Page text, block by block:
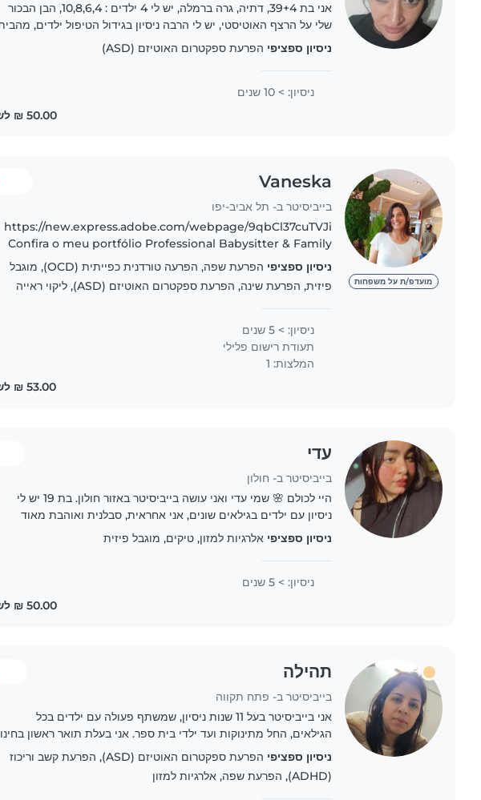
אני בת 39+4, דתיה, גרה ברמלה, יש לי 4 ילדים : 10,8,6,4, הבן הבכור
שלי על הרצף האוטיסטי, יש לי הרבה ניסיון בגידול הטיפול ילדים,
אני מאוד נעימה, רגועה ורצינית לעבודה קבועה. ללא..
ניסיון ספציפי הפרעת ספקטרום האוטיזם (ASD)
ניסיון: > 10 שנים
מועדפ/ת על משפחות
Vaneska
בייביסיטר ב- תל אביב-יפו
https://new.express.adobe.com/webpage/9qbCl37cuTVJi
Confira o meu portfólio Professional Babysitter & Family
Support – Trusted Care for Your Home Hello! My name is
Vaneska, I am..
ניסיון ספציפי
הפרעת שפה, הפרעה טורדנית כפייתית (OCD), מוגבל
פיזית, הפרעת שינה, הפרעת ספקטרום האוטיזם (ASD), ליקוי ראייה
ניסיון: > 5 שנים
תעודת רישום פלילי
המלצות: 1
עדי
בייביסיטר ב- חולון
היי לכולם 🌸 שמי עדי ואני עושה בייביסיטר באזור חולון. בת 19 יש לי
ניסיון עם ילדים בגילאים שונים, אני אחראית, סבלנית ואוהבת מאוד
לעבוד עם ילדים. זמינה בשעות אחר הצהריים, בערבים וגם בסופי..
ניסיון ספציפי אלרגיות למזון, טיקים, מוגבל פיזית
ניסיון: > 5 שנים
תהילה
בייביסיטר ב- פתח תקווה
אני בייביסיטר בעל 11 שנות ניסיון, שמשתף פעולה עם ילדים בכל
הגילאים, החל מתינוקות ועד ילדי בית ספר. אני בעלת תואר ראשון
לגיל הרך, ויש לי תעודת רפואה ראשונה. אני מוכנה לסייע במשימות..
ניסיון ספציפי
הפרעת ספקטרום האוטיזם (ASD), הפרעת קשב וריכוז
(ADHD), הפרעת שפה, אלרגיות למזון